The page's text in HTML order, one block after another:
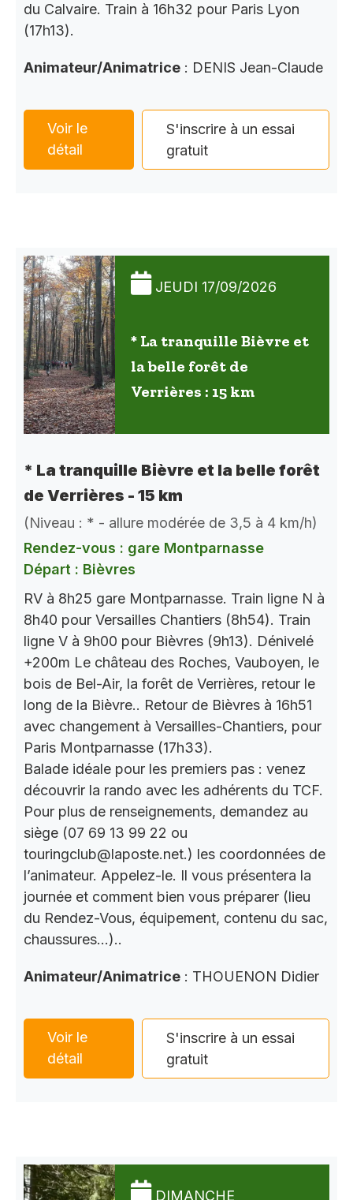
du Calvaire. Train à 16h32 pour Paris Lyon
(17h13).
Animateur/Animatrice : DENIS Jean-Claude
Voir le
détail
S'inscrire à un essai
gratuit
JEUDI 17/09/2026
* La tranquille Bièvre et
la belle forêt de
Verrières : 15 km
* La tranquille Bièvre et la belle forêt
de Verrières - 15 km
(Niveau : * - allure modérée de 3,5 à 4 km/h)
Rendez-vous : gare Montparnasse
Départ : Bièvres
RV à 8h25 gare Montparnasse. Train ligne N à
8h40 pour Versailles Chantiers (8h54). Train
ligne V à 9h00 pour Bièvres (9h13). Dénivelé
+200m Le château des Roches, Vauboyen, le
bois de Bel-Air, la forêt de Verrières, retour le
long de la Bièvre.. Retour de Bièvres à 16h51
avec changement à Versailles-Chantiers, pour
Paris Montparnasse (17h33).
Balade idéale pour les premiers pas : venez
découvrir la rando avec les adhérents du TCF.
Pour plus de renseignements, demandez au
siège (07 69 13 99 22 ou
touringclub@laposte.net.) les coordonnées de
l’animateur. Appelez-le. Il vous présentera la
journée et comment bien vous préparer (lieu
du Rendez-Vous, équipement, contenu du sac,
chaussures…)..
Animateur/Animatrice : THOUENON Didier
Voir le
détail
S'inscrire à un essai
gratuit
DIMANCHE